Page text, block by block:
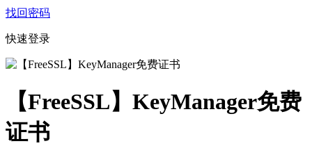
找回密码
快速登录
【FreeSSL】KeyManager免费
证书